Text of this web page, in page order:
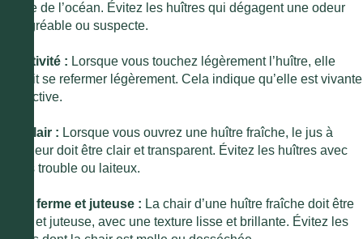
propre de l’océan. Évitez les huîtres qui dégagent une odeur
désagréable ou suspecte.
Réactivité : Lorsque vous touchez légèrement l’huître, elle
devrait se refermer légèrement. Cela indique qu’elle est vivante
et réactive.
Jus clair : Lorsque vous ouvrez une huître fraîche, le jus à
l’intérieur doit être clair et transparent. Évitez les huîtres avec
un jus trouble ou laiteux.
Chair ferme et juteuse : La chair d’une huître fraîche doit être
ferme et juteuse, avec une texture lisse et brillante. Évitez les